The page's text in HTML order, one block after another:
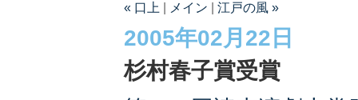
« 口上 メイン 江戸の風 »
2005年02月22日
杉村春子賞受賞